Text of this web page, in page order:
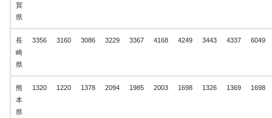
賀
県
長
崎
県
3356 3160 3086 3229 3367 4168 4249 3443 4337 6049
熊
本
県
1320 1220 1378 2094 1985 2003 1698 1326 1369 1698